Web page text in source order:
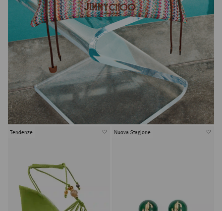
Tendenze Nuova Stagione